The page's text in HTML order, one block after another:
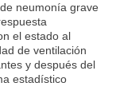
neumonía grave
el estado al
de ventilación
y después del
estadístico